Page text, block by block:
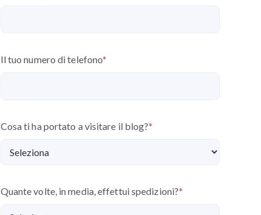
Il tuo numero di telefono*
Cosa ti ha portato a visitare il blog?*
Quante volte, in media, effettui spedizioni?*